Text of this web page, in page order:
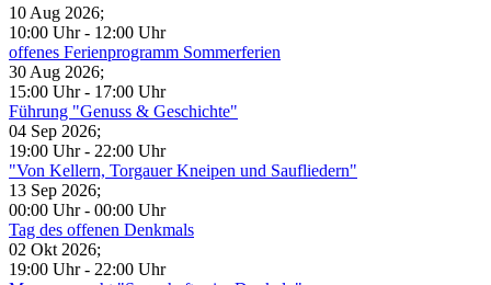
10 Aug 2026;
10:00 Uhr- 12:00 Uhr
offenes Ferienprogramm Sommerferien
30 Aug 2026;
15:00 Uhr- 17:00 Uhr
Führung "Genuss & Geschichte"
04 Sep 2026;
19:00 Uhr- 22:00 Uhr
"Von Kellern, Torgauer Kneipen und Saufliedern"
13 Sep 2026;
00:00 Uhr- 00:00 Uhr
Tag des offenen Denkmals
02 Okt 2026;
19:00 Uhr- 22:00 Uhr